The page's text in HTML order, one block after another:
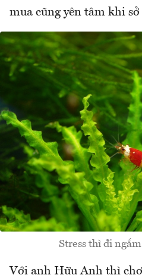
mua cũng yên tâm khi sở
Stress thì đi
Với anh Hữu Anh thì